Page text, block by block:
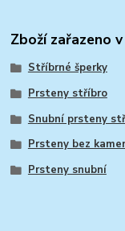
Zboží zařazeno
Stříbrné šperky
Prsteny stříbro
Snubní prsteny
Prsteny bez
Prsteny snubní